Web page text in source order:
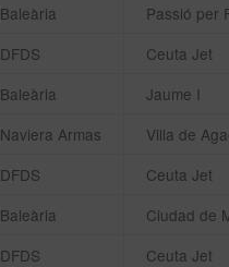
Baleària Passió per
DFDS Ceuta Jet
Baleària Jaume I
Naviera Armas Villa de
DFDS Ceuta Jet
Baleària Ciudad de
DFDS Ceuta Jet